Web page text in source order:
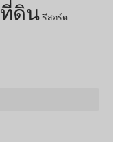
ที่ดิน รีสอร์ต